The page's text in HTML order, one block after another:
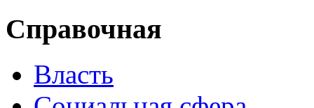
Справочная
Власть